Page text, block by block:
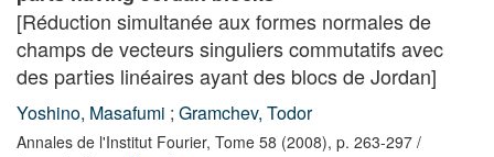
[Réduction simultanée aux formes normales de
champs de vecteurs singuliers commutatifs avec
des parties linéaires ayant des blocs de Jordan]
Yoshino, Masafumi ; Gramchev, Todor
Annales de l'Institut Fourier, Tome 58 (2008), p. 263-297 /